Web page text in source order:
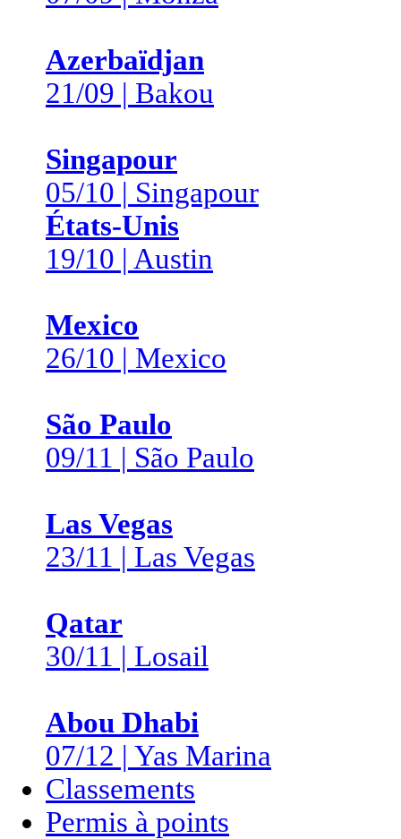
Azerbaïdjan
21/09 | Bakou
Singapour
05/10 | Singapour
États-Unis
19/10 | Austin
Mexico
26/10 | Mexico
São Paulo
09/11 | São Paulo
Las Vegas
23/11 | Las Vegas
Qatar
30/11 | Losail
Abou Dhabi
07/12 | Yas Marina
Classements
Permis à points